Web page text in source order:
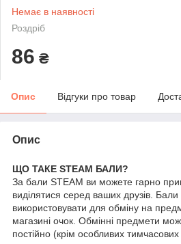
Немає в наявності
Роздріб
86 ₴
Опис Відгуки про товар
Опис
ЩО ТАКЕ STEAM БАЛИ?
За бали STEAM ви можете гарно
виділятися серед ваших друзів.
використовувати для обміну на
магазині очок. Обмінні предмети
постійно (крім особливих тимчасових